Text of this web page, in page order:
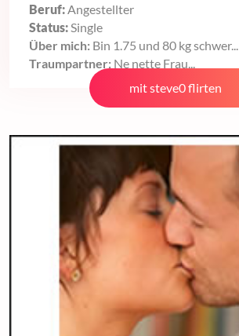
Beruf:Angestellter
Status:Single
Über mich: Bin 1.75 und 80 kg schwer...
Traumpartner: Ne nette Frau...
mit steve0 flirten